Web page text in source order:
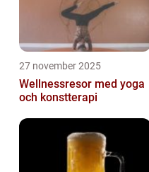
27 november 2025
Wellnessresor med yoga
och konstterapi